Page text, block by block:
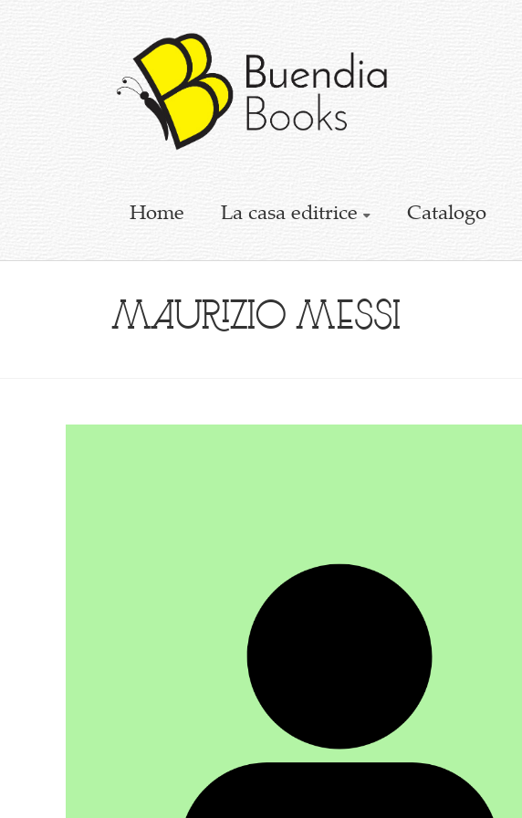
Buendia
Books
Home La casa editrice Catalogo
Maurizio Messi